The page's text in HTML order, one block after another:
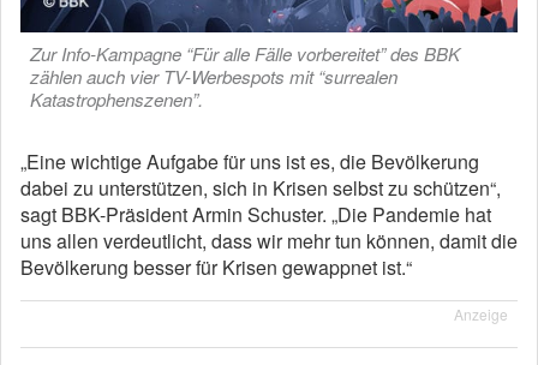
Zur Info-Kampagne “Für alle Fälle vorbereitet” des BBK
zählen auch vier TV-Werbespots mit “surrealen
Katastrophenszenen”.
„Eine wichtige Aufgabe für uns ist es, die Bevölkerung
dabei zu unterstützen, sich in Krisen selbst zu schützen“,
sagt BBK-Präsident Armin Schuster. „Die Pandemie hat
uns allen verdeutlicht, dass wir mehr tun können, damit die
Bevölkerung besser für Krisen gewappnet ist.“
Anzeige